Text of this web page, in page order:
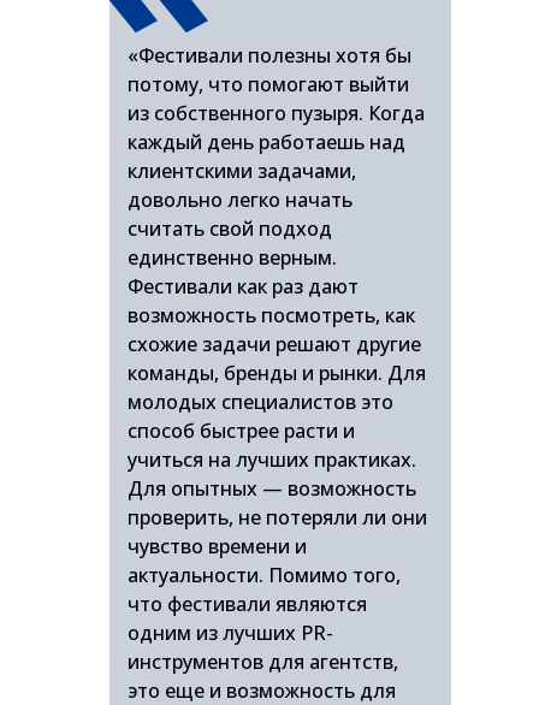
«Фестивали полезны хотя бы
потому, что помогают выйти
из собственного пузыря. Когда
каждый день работаешь над
клиентскими задачами,
довольно легко начать
считать свой подход
единственно верным.
Фестивали как раз дают
возможность посмотреть, как
схожие задачи решают другие
команды, бренды и рынки. Для
молодых специалистов это
способ быстрее расти и
учиться на лучших практиках.
Для опытных — возможность
проверить, не потеряли ли они
чувство времени и
актуальности. Помимо того,
что фестивали являются
одним из лучших PR-
инструментов для агентств,
это еще и возможность для